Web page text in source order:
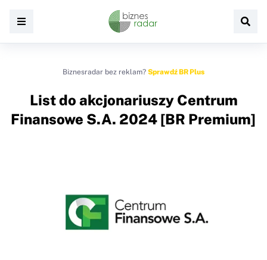
Biznesradar bez reklam? Sprawdź BR Plus
List do akcjonariuszy Centrum
Finansowe S.A. 2024 [BR Premium]